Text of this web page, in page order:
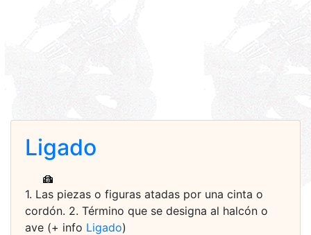
Ligado
1. Las piezas o figuras atadas por una cinta o
cordón. 2. Término que se designa al halcón o
ave (+ info Ligado)